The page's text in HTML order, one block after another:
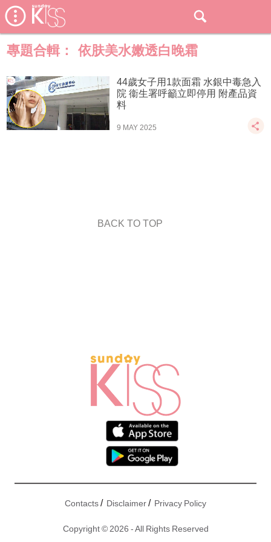
專題合輯： 依肤美水嫩透白晚霜
44歲女子用1款面霜 水銀中毒急入
院 衞生署呼籲立即停用 附產品資
料
9 MAY 2025
BACK TO TOP
Contacts/ Disclaimer/ Privacy Policy
Copyright © 2026 - All Rights Reserved